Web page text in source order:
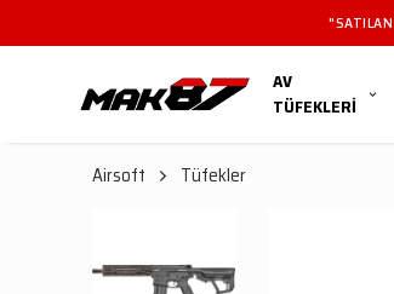
AV
TÜFEKLERİ
Airsoft Tüfekler